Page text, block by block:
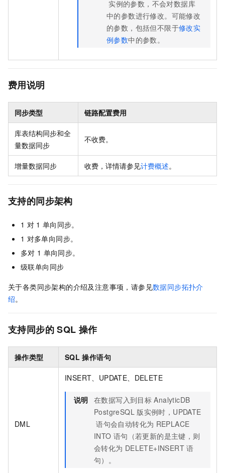
实例的参数，不会对数据库
中的参数进行修改。 可能修改
的参数，包括但不限于修改实
例参数中的参数。
费用说明
同步类型 链路配置费用
库表结构同步和全
量数据同步
不收费。
增量数据同步 收费，详情请参见计费概述。
支持的同步架构
1 对 1 单向同步。
1 对多单向同步。
多对 1 单向同步。
级联单向同步
关于各类同步架构的介绍及注意事项，请参见数据同步拓扑介
绍。
支持同步的 SQL 操作
操作类型 SQL 操作语句
DML
INSERT、UPDATE、DELETE
说明 在数据写入到目标 AnalyticDB
PostgreSQL 版实例时，UPDATE
语句会自动转化为 REPLACE
INTO 语句（若更新的是主键，则
会转化为 DELETE+INSERT 语
句）。